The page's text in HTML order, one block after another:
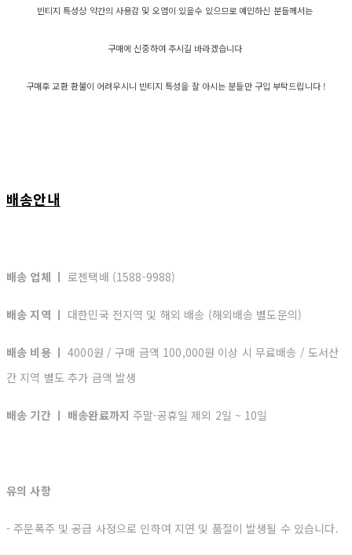
빈티지 특성상 약간의 사용감 및 오염이 있을수 있으므로 예민하신 분들께서는
구매에 신중하여 주시길 바라겠습니다
구매후 교환 환불이 어려우시니 빈티지 특성을 잘 아시는 분들만 구입 부탁드립니다 !
배송안내
배송 업체 ㅣ 로젠택배 (1588-9988)
배송 지역 ㅣ 대한민국 전지역 및 해외 배송 (해외배송 별도문의)
배송 비용 ㅣ4000원 / 구매 금액 100,000원 이상 시 무료배송 / 도서산
간 지역 별도 추가 금액 발생
배송 기간 ㅣ 배송완료까지 주말·공휴일 제외 2일 ~ 10일
유의 사항
- 주문폭주 및 공급 사정으로 인하여 지연 및 품절이 발생될 수 있습니다.